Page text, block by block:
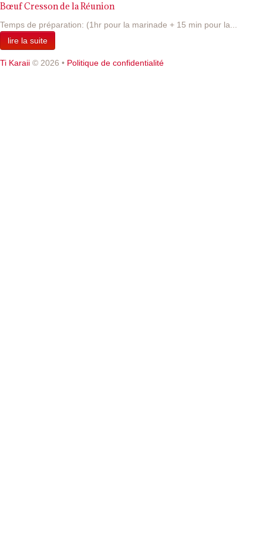
Bœuf Cresson de la Réunion
Temps de préparation: (1hr pour la marinade + 15 min pour la...
lire la suite
Ti Karaii © 2026 • Politique de confidentialité